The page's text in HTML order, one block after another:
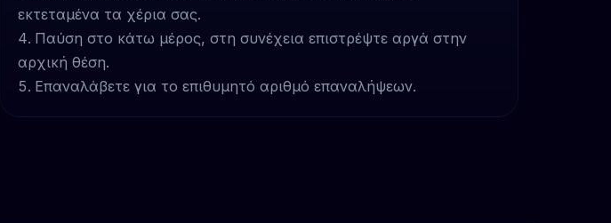
εκτεταμένα τα χέρια σας.
Παύση στο κάτω μέρος, στη συνέχεια επιστρέψτε αργά στην
αρχική θέση.
Επαναλάβετε για το επιθυμητό αριθμό επαναλήψεων.